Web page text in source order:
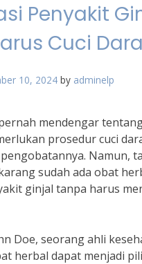
Penyakit
Cuci
10, 2024 by adminelp
mendengar
prosedur cuci
Namun,
sudah ada obat
ginjal tanpa harus
Doe, seorang ahli
herbal dapat menjadi